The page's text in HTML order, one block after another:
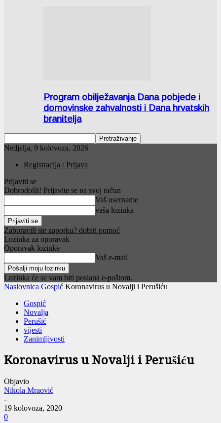
Program obilježavanja Dana pobjede i
domovinske zahvalnosti i Dana hrvatskih
branitelja
Nedjelja, 9 kolovoza, 2026
Registracija / Prijava
Prijaviti se
Dobrodošli! Prijavite se na svoj račun
Vaš username
vaša lozinka
Zaboravili ste zaporku? dobiti pomoć
Lozinka za oporavak
Oporavak lozinke
Vaš e-mail
Lozinka će se vam biti poslana e-poštom.
Naslovnica Gospić Koronavirus u Novalji i Perušiću
Gospić
Novalja
Perušić
vijesti
Zanimljivosti
Koronavirus u Novalji i Perušiću
Objavio
Nikola Mraović
-
19 kolovoza, 2020
0